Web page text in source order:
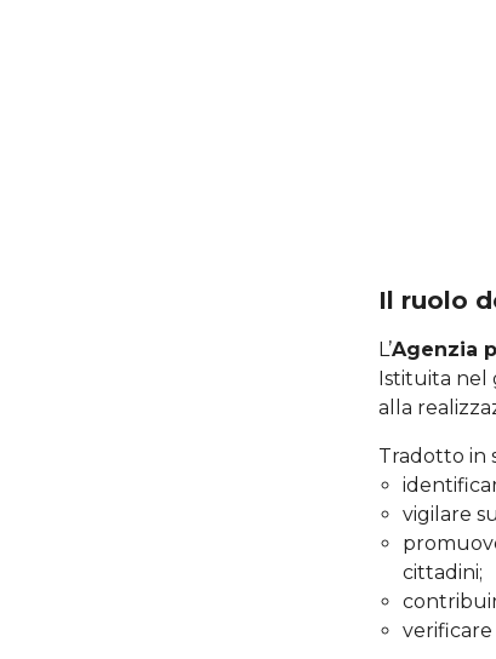
Il ruolo
L’Agenzia
Istituita nel
alla
Tradotto in
vigilare
cittadini;
verificare